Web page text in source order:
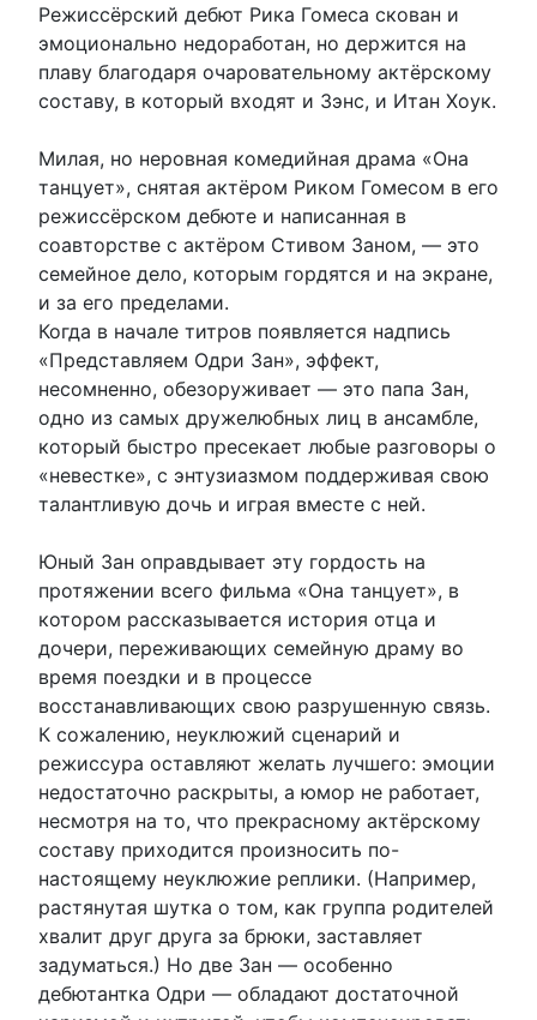
Режиссёрский дебют Рика Гомеса скован и
эмоционально недоработан, но держится на
плаву благодаря очаровательному актёрскому
составу, в который входят и Зэнс, и Итан Хоук.
Милая, но неровная комедийная драма «Она
танцует», снятая актёром Риком Гомесом в его
режиссёрском дебюте и написанная в
соавторстве с актёром Стивом Заном, — это
семейное дело, которым гордятся и на экране,
и за его пределами.
Когда в начале титров появляется надпись
«Представляем Одри Зан», эффект,
несомненно, обезоруживает — это папа Зан,
одно из самых дружелюбных лиц в ансамбле,
который быстро пресекает любые разговоры о
«невестке», с энтузиазмом поддерживая свою
талантливую дочь и играя вместе с ней.
Юный Зан оправдывает эту гордость на
протяжении всего фильма «Она танцует», в
котором рассказывается история отца и
дочери, переживающих семейную драму во
время поездки и в процессе
восстанавливающих свою разрушенную связь.
К сожалению, неуклюжий сценарий и
режиссура оставляют желать лучшего: эмоции
недостаточно раскрыты, а юмор не работает,
несмотря на то, что прекрасному актёрскому
составу приходится произносить по-
настоящему неуклюжие реплики. (Например,
растянутая шутка о том, как группа родителей
хвалит друг друга за брюки, заставляет
задуматься.) Но две Зан — особенно
дебютантка Одри — обладают достаточной